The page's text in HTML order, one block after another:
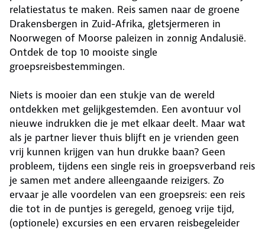
relatiestatus te maken. Reis samen naar de groene
Drakensbergen in Zuid-Afrika, gletsjermeren in
Noorwegen of Moorse paleizen in zonnig Andalusië.
Ontdek de top 10 mooiste single
groepsreisbestemmingen.
Niets is mooier dan een stukje van de wereld
ontdekken met gelijkgestemden. Een avontuur vol
nieuwe indrukken die je met elkaar deelt. Maar wat
als je partner liever thuis blijft en je vrienden geen
vrij kunnen krijgen van hun drukke baan? Geen
probleem, tijdens een single reis in groepsverband reis
je samen met andere alleengaande reizigers. Zo
ervaar je alle voordelen van een groepsreis: een reis
die tot in de puntjes is geregeld, genoeg vrije tijd,
(optionele) excursies en een ervaren reisbegeleider